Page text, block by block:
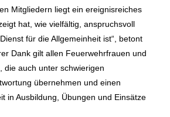
Mitgliedern liegt ein ereignisreiches
hat, wie vielfältig, anspruchsvoll
für die Allgemeinheit ist“, betont
Dank gilt allen Feuerwehrfrauen und
die auch unter schwierigen
übernehmen und einen
in Ausbildung, Übungen und Einsätze